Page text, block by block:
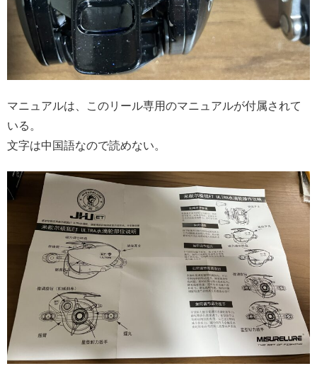
マニュアルは、このリール専用のマニュアルが付属されて
いる。
文字は中国語なので読めない。